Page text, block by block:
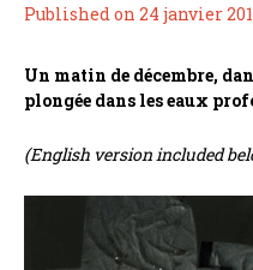
Published on 24 janvier
Un matin de décembre,
plongée dans les eaux
(English version included